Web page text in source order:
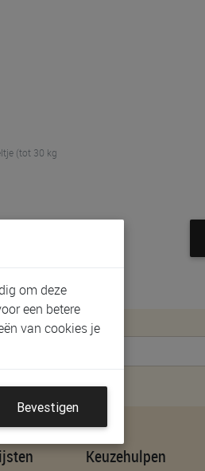
(tot 30 kg
Keuzehulpen
om deze
een betere
van cookies je
Bevestigen